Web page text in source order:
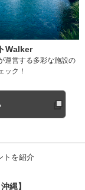
Walker
運営する多彩な施設の
ック！
トを紹介
縄】